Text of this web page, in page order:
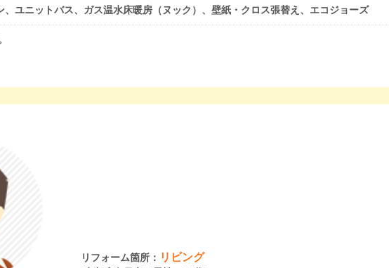
、ユニットバス、ガス温水床暖房（ヌック）、壁紙・クロス張替え、エコジョーズ
リフォーム箇所： リビング